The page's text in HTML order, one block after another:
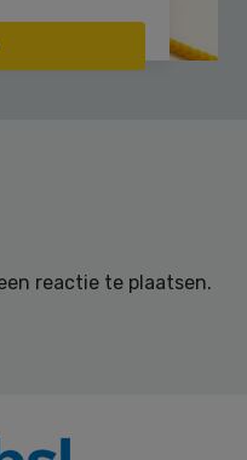
reactie te plaatsen.